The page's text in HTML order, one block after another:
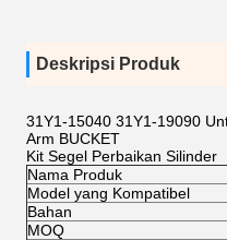
Deskripsi Produk
31Y1-15040 31Y1-19090
Arm BUCKET
Kit Segel Perbaikan Silinder
Nama Produk
Model yang Kompatibel
Bahan
MOQ